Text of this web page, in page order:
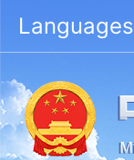
Languages